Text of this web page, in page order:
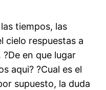
tiempos, las
cielo respuestas a
en que lugar
aqui? ?Cual es el
supuesto, la duda